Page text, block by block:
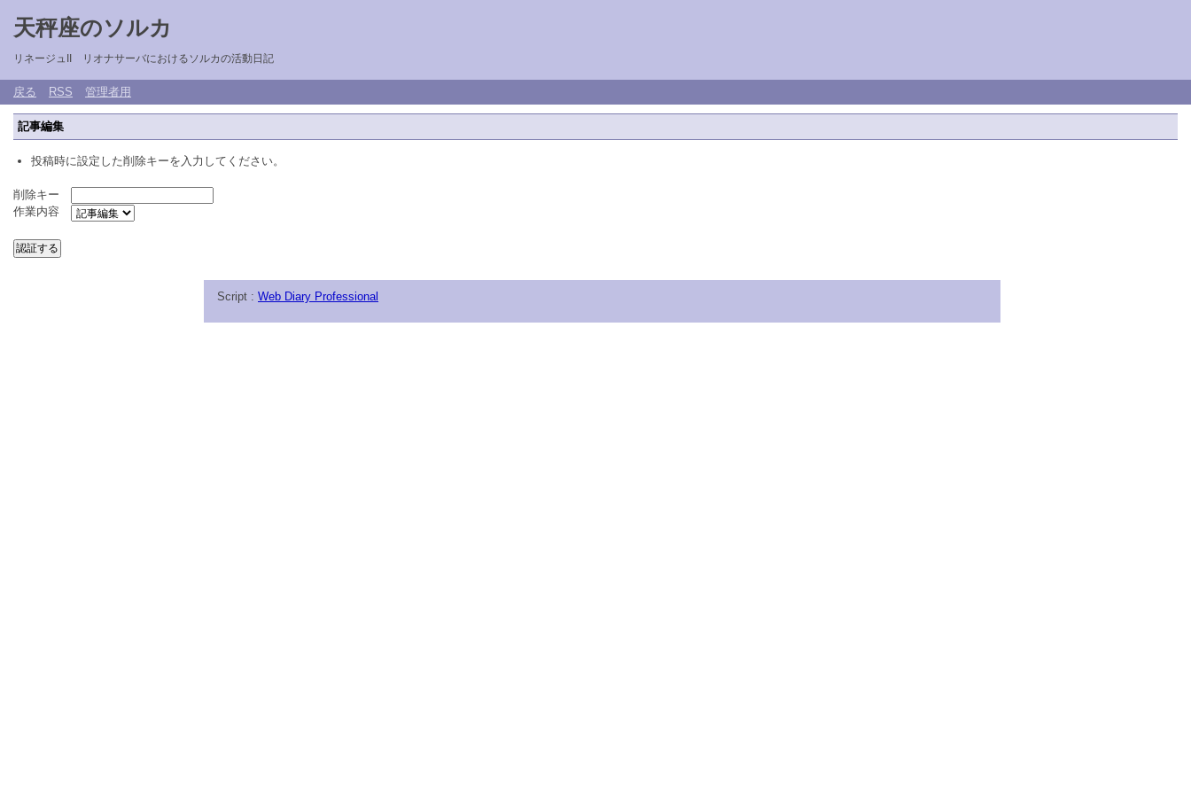
天秤座のソルカ
リネージュII リオナサーバにおけるソルカの活動日記
戻る RSS 管理者用
記事編集
投稿時に設定した削除キーを入力してください。
削除キー
作業内容
Script : Web Diary Professional